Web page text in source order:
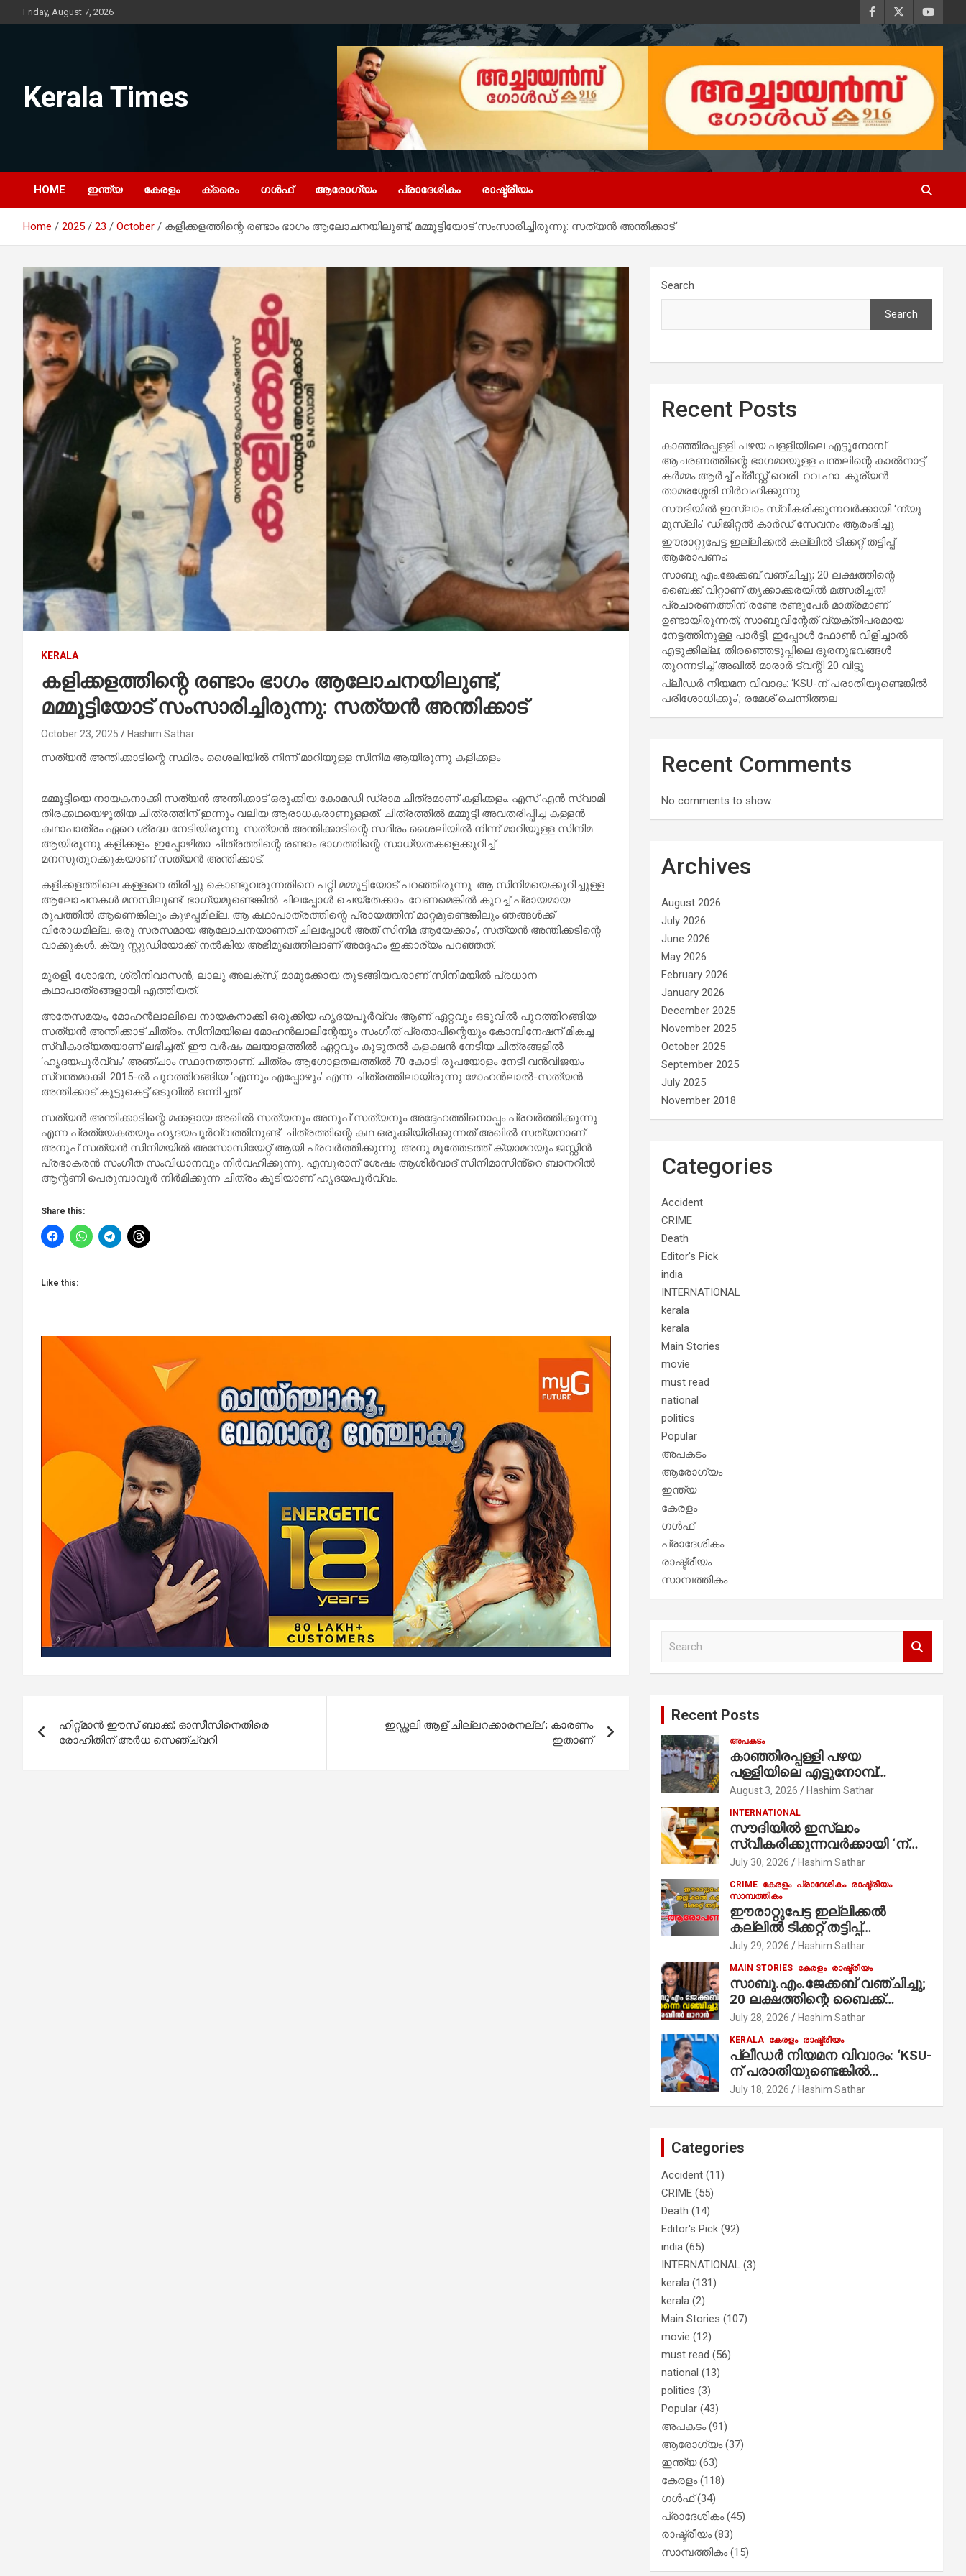
to
Friday, August 7, 2026
Kerala Times
HOME ഇന്ത്യ കേരളം ക്രൈം ഗൾഫ് ആരോഗ്യം പ്രാദേശികം രാഷ്ട്രീയം
Home 2025 23 October കളിക്കളത്തിന്റെ രണ്ടാം ഭാഗം ആലോചനയിലുണ്ട്, മമ്മൂട്ടിയോട് സംസാരിച്ചിരുന്നു: സത്യൻ അന്തിക്കാട്
KERALA
കളിക്കളത്തിന്റെ രണ്ടാം ഭാഗം ആലോചനയിലുണ്ട്,
മമ്മൂട്ടിയോട് സംസാരിച്ചിരുന്നു: സത്യൻ അന്തിക്കാട്
October 23, 2025 Hashim Sathar
സത്യൻ അന്തിക്കാടിന്റെ സ്ഥിരം ശൈലിയിൽ നിന്ന് മാറിയുള്ള സിനിമ ആയിരുന്നു കളിക്കളം
മമ്മൂട്ടിയെ നായകനാക്കി സത്യൻ അന്തിക്കാട് ഒരുക്കിയ കോമഡി ഡ്രാമ ചിത്രമാണ് കളിക്കളം. എസ് എൻ സ്വാമി
തിരക്കഥയെഴുതിയ ചിത്രത്തിന് ഇന്നും വലിയ ആരാധകരാണുള്ളത്. ചിത്രത്തിൽ മമ്മൂട്ടി അവതരിപ്പിച്ച കള്ളൻ
കഥാപാത്രം ഏറെ ശ്രദ്ധ നേടിയിരുന്നു. സത്യൻ അന്തിക്കാടിന്റെ സ്ഥിരം ശൈലിയിൽ നിന്ന് മാറിയുള്ള സിനിമ
ആയിരുന്നു കളിക്കളം. ഇപ്പോഴിതാ ചിത്രത്തിന്റെ രണ്ടാം ഭാഗത്തിന്റെ സാധ്യതകളെക്കുറിച്ച്
മനസുതുറക്കുകയാണ് സത്യൻ അന്തിക്കാട്.
കളിക്കളത്തിലെ കള്ളനെ തിരിച്ചു കൊണ്ടുവരുന്നതിനെ പറ്റി മമ്മൂട്ടിയോട് പറഞ്ഞിരുന്നു. ആ സിനിമയെക്കുറിച്ചുള്ള
ആലോചനകൾ മനസിലുണ്ട്. ഭാഗ്യമുണ്ടെങ്കിൽ ചിലപ്പോൾ ചെയ്തേക്കാം. വേണമെങ്കിൽ കുറച്ച് പ്രായമായ
രൂപത്തിൽ ആണെങ്കിലും കുഴപ്പമില്ല. ആ കഥാപാത്രത്തിന്റെ പ്രായത്തിന് മാറ്റമുണ്ടെങ്കിലും ഞങ്ങൾക്ക്
വിരോധമില്ല. ഒരു സരസമായ ആലോചനയാണത് ചിലപ്പോൾ അത് സിനിമ ആയേക്കാം’, സത്യൻ അന്തിക്കടിന്റെ
വാക്കുകൾ. ക്യു സ്റ്റുഡിയോക്ക് നൽകിയ അഭിമുഖത്തിലാണ് അദ്ദേഹം ഇക്കാര്യം പറഞ്ഞത്.
മുരളി, ശോഭന, ശ്രീനിവാസൻ, ലാലു അലക്സ്, മാമുക്കോയ തുടങ്ങിയവരാണ് സിനിമയിൽ പ്രധാന
കഥാപാത്രങ്ങളായി എത്തിയത്.
അതേസമയം, മോഹൻലാലിലെ നായകനാക്കി ഒരുക്കിയ ഹൃദയപൂർവ്വം ആണ് ഏറ്റവും ഒടുവിൽ പുറത്തിറങ്ങിയ
സത്യൻ അന്തിക്കാട് ചിത്രം. സിനിമയിലെ മോഹൻലാലിന്റേയും സംഗീത് പ്രതാപിന്റെയും കോമ്പിനേഷന് മികച്ച
സ്വീകാര്യതയാണ് ലഭിച്ചത്. ഈ വർഷം മലയാളത്തിൽ ഏറ്റവും കൂടുതൽ കളക്ഷൻ നേടിയ ചിത്രങ്ങളിൽ
‘ഹൃദയപൂർവ്വം’ അഞ്ചാം സ്ഥാനത്താണ്. ചിത്രം ആഗോളതലത്തിൽ 70 കോടി രൂപയോളം നേടി വൻവിജയം
സ്വന്തമാക്കി. 2015-ല്‍ പുറത്തിറങ്ങിയ ‘എന്നും എപ്പോഴും’ എന്ന ചിത്രത്തിലായിരുന്നു മോഹന്‍ലാല്‍-സത്യന്‍
അന്തിക്കാട് കൂട്ടുകെട്ട് ഒടുവില്‍ ഒന്നിച്ചത്.
സത്യന്‍ അന്തിക്കാടിന്റെ മക്കളായ അഖില്‍ സത്യനും അനൂപ് സത്യനും അദ്ദേഹത്തിനൊപ്പം പ്രവര്‍ത്തിക്കുന്നു
എന്ന പ്രത്യേകതയും ഹൃദയപൂര്‍വ്വത്തിനുണ്ട്. ചിത്രത്തിന്റെ കഥ ഒരുക്കിയിരിക്കുന്നത് അഖില്‍ സത്യനാണ്.
അനൂപ് സത്യന്‍ സിനിമയില്‍ അസോസിയേറ്റ് ആയി പ്രവര്‍ത്തിക്കുന്നു. അനു മൂത്തേടത്ത് ക്യാമറയും ജസ്റ്റിന്‍
പ്രഭാകരന്‍ സംഗീത സംവിധാനവും നിര്‍വഹിക്കുന്നു. എമ്പുരാന് ശേഷം ആശിര്‍വാദ് സിനിമാസിൻ്റെ ബാനറില്‍
ആന്റണി പെരുമ്പാവൂര്‍ നിര്‍മിക്കുന്ന ചിത്രം കൂടിയാണ് ഹൃദയപൂര്‍വ്വം.
Share this:
Like this:
navigation
ഹിറ്റ്മാൻ ഈസ് ബാക്ക്; ഓസീസിനെതിരെ
രോഹിതിന് അർധ സെഞ്ച്വറി
ഇഡ്ഢലി ആള് ചില്ലറക്കാരനല്ല’; കാരണം
ഇതാണ്
Search
Search
Recent Posts
കാഞ്ഞിരപ്പള്ളി പഴയ പള്ളിയിലെ എട്ടുനോമ്പ്
ആചരണത്തിന്റെ ഭാഗമായുള്ള പന്തലിന്റെ കാൽനാട്ട്
കർമ്മം ആർച്ച് പ്രീസ്റ്റ് വെരി. റവ.ഫാ. കുര്യൻ
താമരശ്ശേരി നിർവഹിക്കുന്നു.
സൗദിയില്‍ ഇസ്‌ലാം സ്വീകരിക്കുന്നവര്‍ക്കായി ‘ന്യൂ
മുസ്ലിം’ ഡിജിറ്റല്‍ കാര്‍ഡ് സേവനം ആരംഭിച്ചു
ഈരാറ്റുപേട്ട ഇല്ലിക്കൽ കല്ലിൽ ടിക്കറ്റ് തട്ടിപ്പ്
ആരോപണം;
സാബു.എം.ജേക്കബ് വഞ്ചിച്ചു; 20 ലക്ഷത്തിന്റെ
ബൈക്ക് വിറ്റാണ് തൃക്കാക്കരയില്‍ മത്സരിച്ചത്!
പ്രചാരണത്തിന് രണ്ടേ രണ്ടുപേര്‍ മാത്രമാണ്
ഉണ്ടായിരുന്നത്; സാബുവിന്റേത് വ്യക്തിപരമായ
നേട്ടത്തിനുള്ള പാര്‍ട്ടി; ഇപ്പോള്‍ ഫോണ്‍ വിളിച്ചാല്‍
എടുക്കില്ല; തിരഞ്ഞെടുപ്പിലെ ദുരനുഭവങ്ങള്‍
തുറന്നടിച്ച് അഖില്‍ മാരാര്‍ ട്വന്റി 20 വിട്ടു
പ്ലീഡർ നിയമന വിവാദം: ‘KSU-ന് പരാതിയുണ്ടെങ്കിൽ
പരിശോധിക്കും’; രമേശ് ചെന്നിത്തല
Recent Comments
No comments to show.
Archives
August 2026
July 2026
June 2026
May 2026
February 2026
January 2026
December 2025
November 2025
October 2025
September 2025
July 2025
November 2018
Categories
Accident
CRIME
Death
Editor's Pick
india
INTERNATIONAL
kerala
kerala
Main Stories
movie
must read
national
politics
Popular
അപകടം
ആരോഗ്യം
ഇന്ത്യ
കേരളം
ഗൾഫ്
പ്രാദേശികം
രാഷ്ട്രീയം
സാമ്പത്തികം
Recent Posts
അപകടം
കാഞ്ഞിരപ്പള്ളി പഴയ
പള്ളിയിലെ എട്ടുനോമ്പ്
ആചരണത്തിന്റെ ഭാഗമായുള്ള
ആർച്ച് പ്രീസ്റ്റ് വെരി. റവ.ഫാ.
കുര്യൻ താമരശ്ശേരി
നിർവഹിക്കുന്നു.
August 3, 2026 Hashim Sathar
INTERNATIONAL
സൗദിയില്‍ ഇസ്‌ലാം
സ്വീകരിക്കുന്നവര്‍ക്കായി ‘ന്യൂ
മുസ്ലിം’ ഡിജിറ്റല്‍ കാര്‍ഡ്
സേവനം ആരംഭിച്ചു
July 30, 2026 Hashim Sathar
CRIME കേരളം പ്രാദേശികം രാഷ്ട്രീയം
സാമ്പത്തികം
ഈരാറ്റുപേട്ട ഇല്ലിക്കൽ
കല്ലിൽ ടിക്കറ്റ് തട്ടിപ്പ്
ആരോപണം;
July 29, 2026 Hashim Sathar
MAIN STORIES കേരളം രാഷ്ട്രീയം
സാബു.എം.ജേക്കബ് വഞ്ചിച്ചു;
20 ലക്ഷത്തിന്റെ ബൈക്ക്
വിറ്റാണ് തൃക്കാക്കരയില്‍
മത്സരിച്ചത്! പ്രചാരണത്തിന്
രണ്ടേ രണ്ടുപേര്‍ മാത്രമാണ്
ഉണ്ടായിരുന്നത്; സാബുവിന്റേത്
വ്യക്തിപരമായ നേട്ടത്തിനുള്ള
പാര്‍ട്ടി; ഇപ്പോള്‍ ഫോണ്‍
വിളിച്ചാല്‍ എടുക്കില്ല;
ദുരനുഭവങ്ങള്‍ തുറന്നടിച്ച്
അഖില്‍ മാരാര്‍ ട്വന്റി 20 വിട്ടു
July 28, 2026 Hashim Sathar
KERALA കേരളം രാഷ്ട്രീയം
പ്ലീഡർ നിയമന വിവാദം: ‘KSU-
ന് പരാതിയുണ്ടെങ്കിൽ
പരിശോധിക്കും’; രമേശ്
ചെന്നിത്തല
July 18, 2026 Hashim Sathar
Categories
Accident (11)
CRIME (55)
Death (14)
Editor's Pick (92)
india (65)
INTERNATIONAL (3)
kerala (131)
kerala (2)
Main Stories (107)
movie (12)
must read (56)
national (13)
politics (3)
Popular (43)
അപകടം(91)
ആരോഗ്യം(37)
ഇന്ത്യ(63)
കേരളം(118)
ഗൾഫ്(34)
പ്രാദേശികം(45)
രാഷ്ട്രീയം(83)
സാമ്പത്തികം(15)